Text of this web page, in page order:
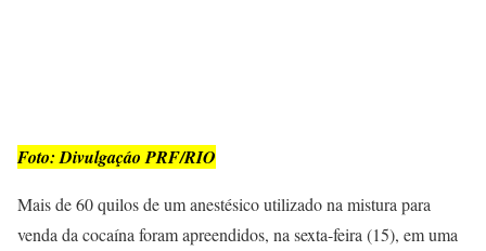
Foto: Divulgaçáo PRF/RIO
Mais de 60 quilos de um anestésico utilizado na mistura para
venda da cocaína foram apreendidos, na sexta-feira (15), em uma